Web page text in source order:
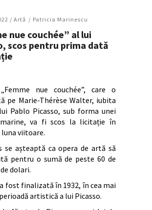
/ Artǎ Patricia Marinescu
nue couchée” al lui
scos pentru prima dată
nue couchée”, care o
pe Marie-Thérèse Walter, iubita
Pablo Picasso, sub forma unei
va fi scos la licitație în
viitoare.
se așteaptă ca opera de artă să
pentru o sumă de peste 60 de
dolari.
fost finalizată în 1932, în cea mai
artistică a lui Picasso.